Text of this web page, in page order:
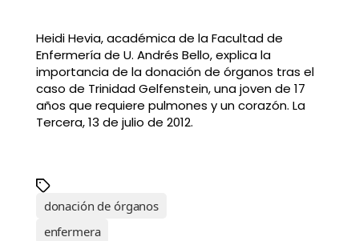
Heidi Hevia, académica de la Facultad de
Enfermería de U. Andrés Bello, explica la
importancia de la donación de órganos tras el
caso de Trinidad Gelfenstein, una joven de 17
años que requiere pulmones y un corazón. La
Tercera, 13 de julio de 2012.
donación de órganos
enfermera